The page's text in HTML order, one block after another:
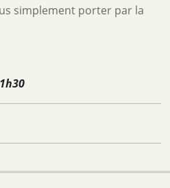
simplement porter par la